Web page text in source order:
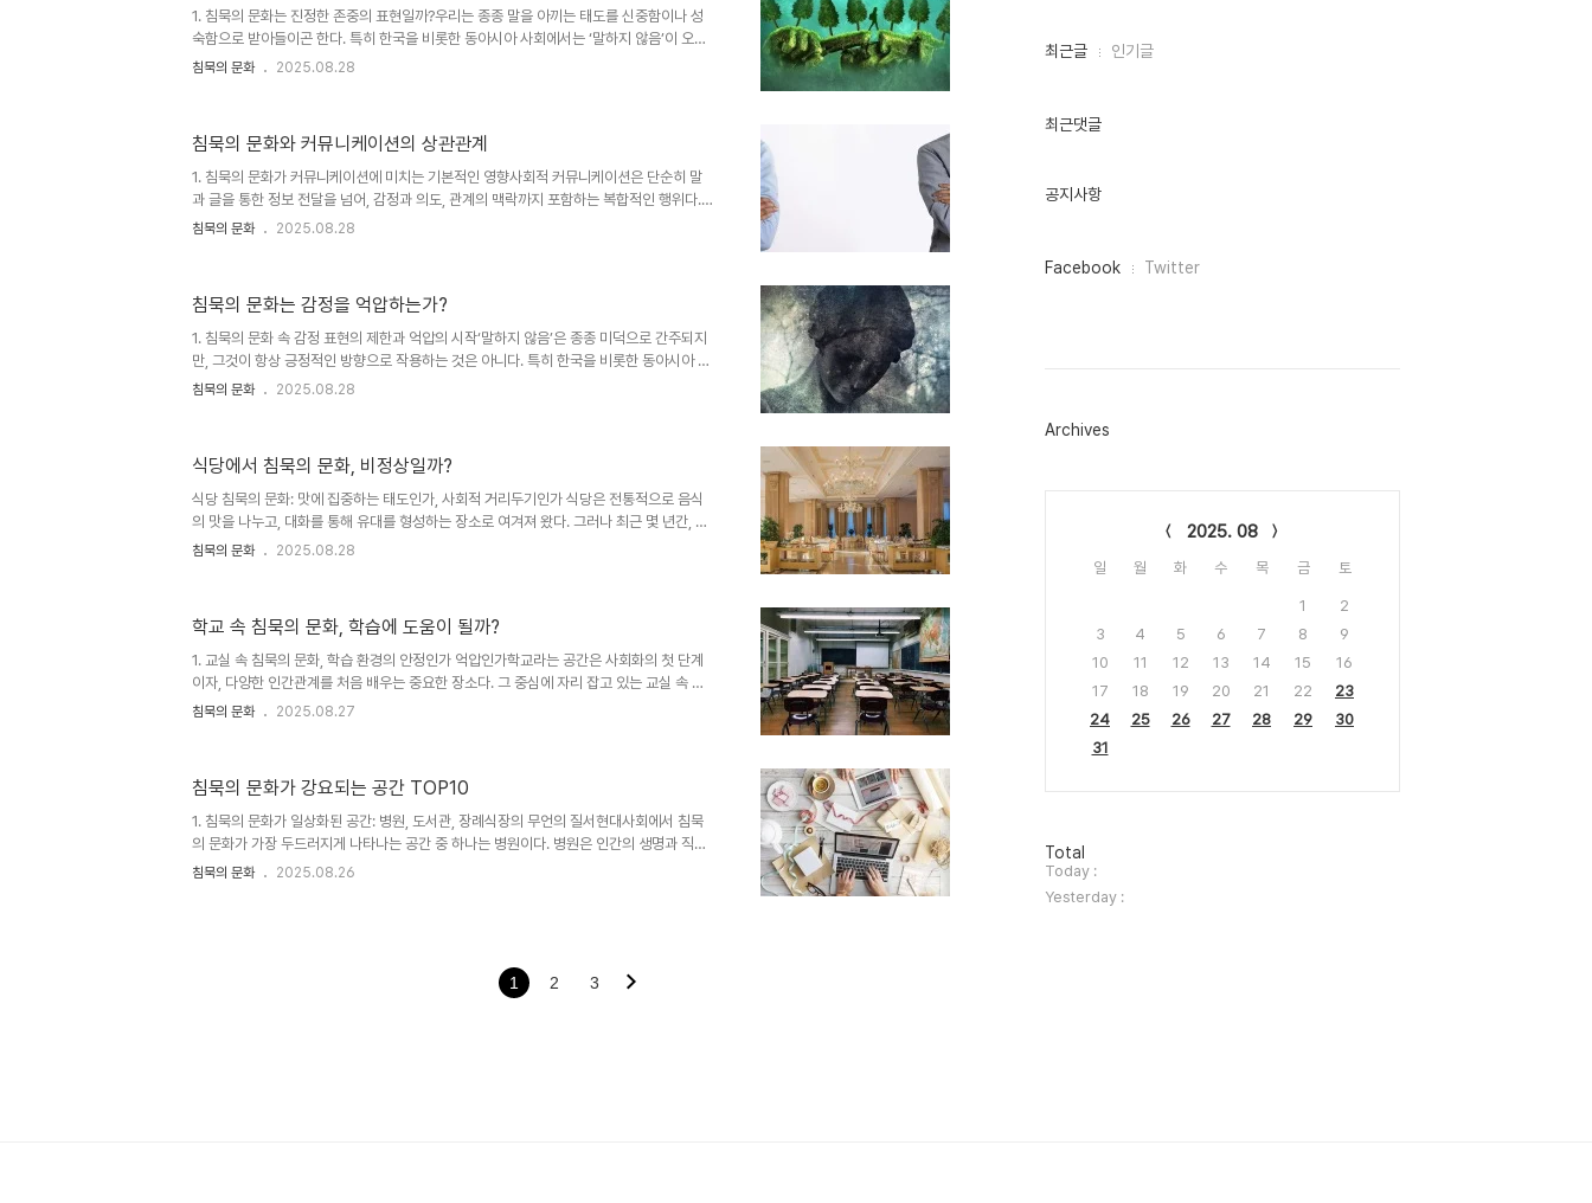
이 지나면 서로에 대한 오해와 냉담함으로 굳어지는 현상은 생각보다 광범위하게 나타난
다...
1. 침묵의 문화는 진정한 존중의 표현일까?우리는 종종 말을 아끼는 태도를 신중함이나 성
숙함으로 받아들이곤 한다. 특히 한국을 비롯한 동아시아 사회에서는 ‘말하지 않음’이 오히
려 예의와 존중의 표현으로 여겨지는 경우가 많다. 침묵의 문화는 그러한 맥락에서 발전해
깊은 신뢰를 바탕으로 한 존중일 수 있다. 하지만 이러한 침묵이 지속적으로 반복되고, 특정
집단 내에서 일방향적인 권위 구조 속에서 작동한다면 그것은 더 이상 존중이 아니다. 오히
려..
침묵의 문화 2025.08.28
침묵의 문화와 커뮤니케이션의 상관관계
1. 침묵의 문화가 커뮤니케이션에 미치는 기본적인 영향사회적 커뮤니케이션은 단순히 말
과 글을 통한 정보 전달을 넘어, 감정과 의도, 관계의 맥락까지 포함하는 복합적인 행위다.
그러나 이 모든 과정은 말을 전제로 한 상호작용 위에서 구축된다. 그런 점에서 침묵은 커뮤
그러나 문제는 이 문화가 커뮤니케이션의 흐름을 가로막는 방향으로 작용할 때 생긴다. 예
를 들어 조직 내에서 상사에게 불만이나 문제를 제기하지 않고 침묵하는 태도는 단순한 의
견 ..
침묵의 문화 2025.08.28
침묵의 문화는 감정을 억압하는가?
1. 침묵의 문화 속 감정 표현의 제한과 억압의 시작‘말하지 않음’은 종종 미덕으로 간주되지
만, 그것이 항상 긍정적인 방향으로 작용하는 것은 아니다. 특히 한국을 비롯한 동아시아 사
회에서는 침묵의 문화가 오랜 시간 동안 자리 잡아 왔다. 유교적 전통과 권위 중심의 위계질
면에 억누르게 된다. 이러한 억압은 일시적으로는 조직의 조화를 이루는 데 기여할 수 있지
만, 장기적으로는 심리적 부작용을 초래할 가능성이 높다. 감정 표현은 개인의 정신 건강을
유..
침묵의 문화 2025.08.28
식당에서 침묵의 문화, 비정상일까?
식당 침묵의 문화: 맛에 집중하는 태도인가, 사회적 거리두기인가 식당은 전통적으로 음식
의 맛을 나누고, 대화를 통해 유대를 형성하는 장소로 여겨져 왔다. 그러나 최근 몇 년간, 특
히 팬데믹 이후를 기점으로 한 가지 변화가 눈에 띈다. 바로 식당 내 침묵의 문화가 확산되
이 있었지만, 이제는 그 침묵이 과연 배려인지, 혹은 어떤 식의 사회적 강요인지 논의가 필
요하다.과거에는 가족이 함께 둘러앉아 식사하며 하루 동안의 일상을 공유하는 것이 중요하
게 ..
침묵의 문화 2025.08.28
학교 속 침묵의 문화, 학습에 도움이 될까?
1. 교실 속 침묵의 문화, 학습 환경의 안정인가 억압인가학교라는 공간은 사회화의 첫 단계
이자, 다양한 인간관계를 처음 배우는 중요한 장소다. 그 중심에 자리 잡고 있는 교실 속 침
묵의 문화는 오랫동안 교육의 기본질서로 자리 잡아왔다. 학생들이 교사 앞에서 조용히 경
게 도움이 되는가에 대해서는 깊은 고찰이 필요하다.강요된 침묵은 때때로 표현의 억압으로
작용한다. 다양한 배경을 가진 학생들은 서로 다른 학습 성향과 사고방식을 가지고 있다. 어
떤 학..
침묵의 문화 2025.08.27
침묵의 문화가 강요되는 공간 TOP10
1. 침묵의 문화가 일상화된 공간: 병원, 도서관, 장례식장의 무언의 질서현대사회에서 침묵
의 문화가 가장 두드러지게 나타나는 공간 중 하나는 병원이다. 병원은 인간의 생명과 직결
된 민감한 장소이며, 그 특성상 조용한 환경을 유지하는 것이 필수적이다. 환자의 안정과 치
면이다.도서관 역시 침묵이 일상화된 대표적인 공간이다. 학습과 정보 탐색의 장소로서, 소
침묵의 문화 2025.08.26
1 2 3
최
인
최근글 인기글
최근댓글
공지사항
페
그
Facebook Twitter
Archives
2025. 08
일 월 화 수 목 금 토
1
2
3
4 5 6 7 8
9
10
11 12 13 14 15
16
17
18 19 20 21 22
23
24
25 26 27 28 29
30
31
방
문
자
수
Total
Today :
Yesterday :